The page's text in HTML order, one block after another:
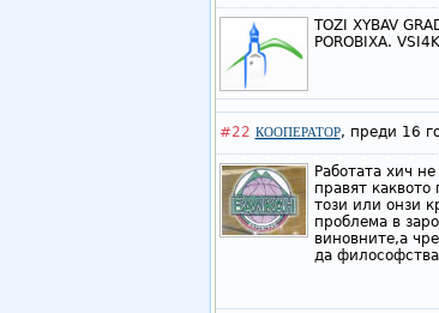
TOZI XYBAV
POROBIXA.
#22 КООПЕРАТОР, преди 16
Работата хич
правят
този или онзи
проблема в
виновните,а
да